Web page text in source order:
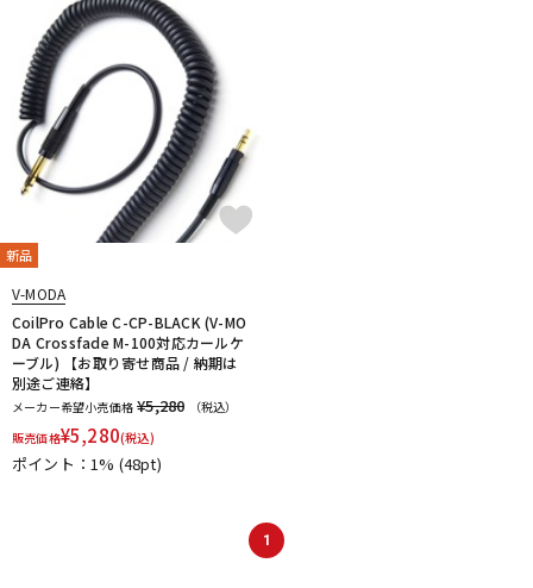
DTM オンライン納品
配信/ライブ機器
中古
新品
V-MODA
CoilPro Cable C-CP-BLACK (V-MO
DA Crossfade M-100対応カールケ
ーブル) 【お取り寄せ商品 / 納期は
別途ご連絡】
メーカー希望小売価格 ¥5,280
（税込）
販売価格¥5,280(税込)
ポイント：1% (48pt)
1